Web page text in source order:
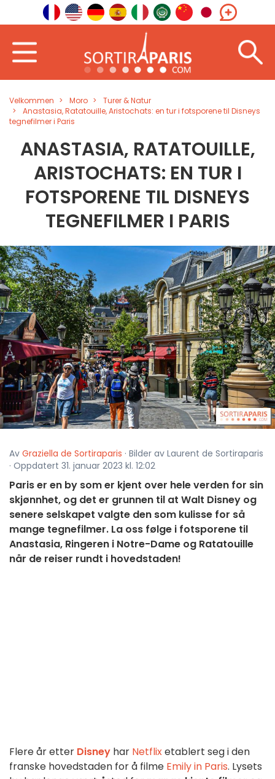
Velkommen Moro
Turer & Natur
Anastasia, Ratatouille, Aristochats: en tur i fotsporene til Disneys
tegnefilmer i Paris
ANASTASIA, RATATOUILLE,
ARISTOCHATS: EN TUR I
FOTSPORENE TIL DISNEYS
TEGNEFILMER I PARIS
Av Graziella de Sortiraparis · Bilder av Laurent de Sortiraparis
· Oppdatert 31. januar 2023 kl. 12:02
Paris er en by som er kjent over hele verden for sin
skjønnhet, og det er grunnen til at Walt Disney og
senere selskapet valgte den som kulisse for så
mange tegnefilmer. La oss følge i fotsporene til
Anastasia, Ringeren i Notre-Dame og Ratatouille
når de reiser rundt i hovedstaden!
Flere år etter Disney har Netflixetablert seg i den
franske hovedstaden for å filme Emily in Paris. Lysets